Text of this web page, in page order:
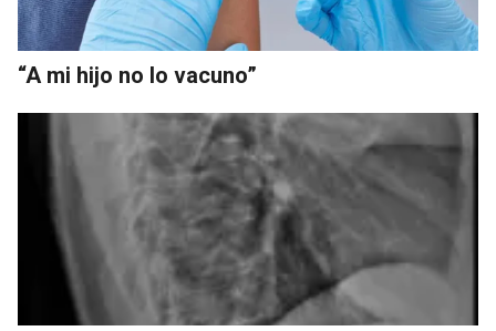
“A mi hijo no lo vacuno”